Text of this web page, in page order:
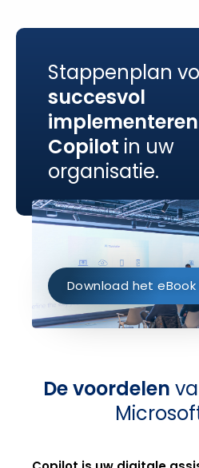
Stappenplan
succesvol
Copilot in uw
organisatie.
Download het eBook
De voordelen